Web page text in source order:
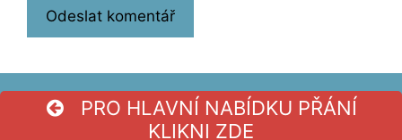
PRO HLAVNÍ NABÍDKU PŘÁNÍ
KLIKNI ZDE